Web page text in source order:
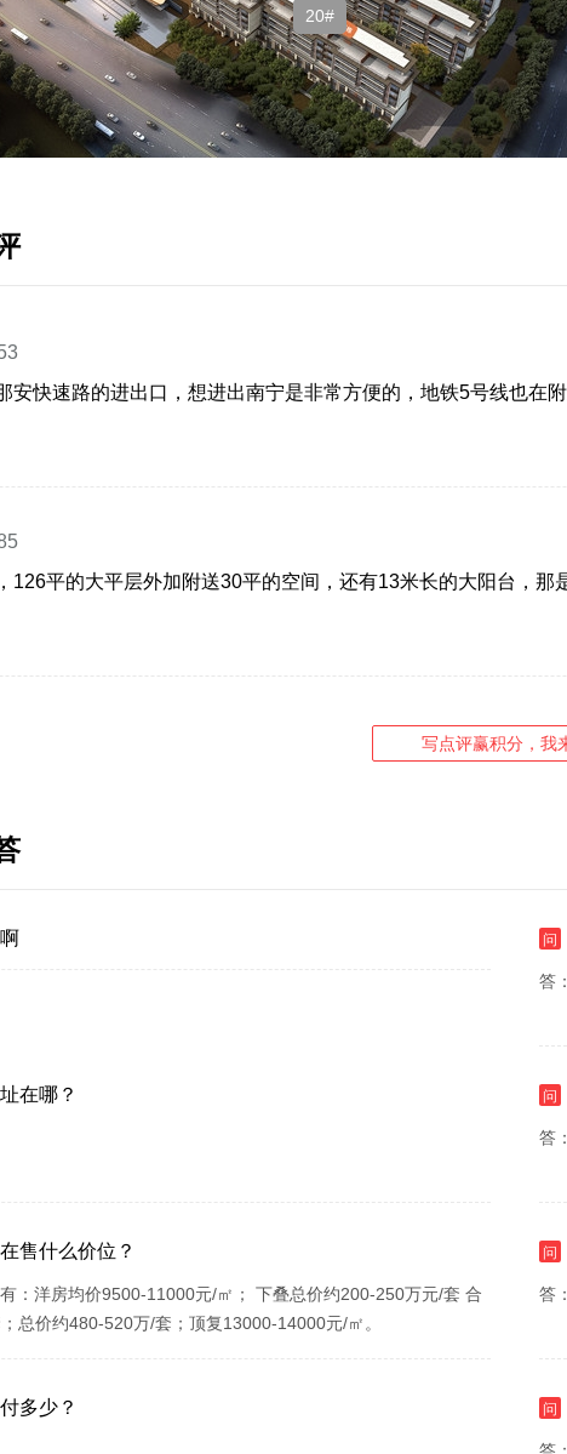
20#
安快速路的进出口，想进出南宁是非常方便的，地铁5号线也在附
126平的大平层外加附送30平的空间，还有13米长的大阳台，那
写点评赢积分，我
问
答：
在哪？ 问
答：
售什么价位？
：洋房均价9500-11000元/㎡； 下叠总价约200-250万元/套 合
总价约480-520万/套；顶复13000-14000元/㎡。
问
答：
多少？ 问